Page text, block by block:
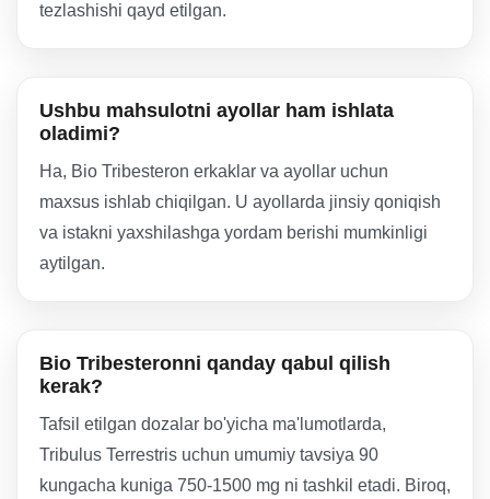
tezlashishi qayd etilgan.
Ushbu mahsulotni ayollar ham ishlata
oladimi?
Ha, Bio Tribesteron erkaklar va ayollar uchun
maxsus ishlab chiqilgan. U ayollarda jinsiy qoniqish
va istakni yaxshilashga yordam berishi mumkinligi
aytilgan.
Bio Tribesteronni qanday qabul qilish
kerak?
Tafsil etilgan dozalar bo'yicha ma'lumotlarda,
Tribulus Terrestris uchun umumiy tavsiya 90
kungacha kuniga 750-1500 mg ni tashkil etadi. Biroq,